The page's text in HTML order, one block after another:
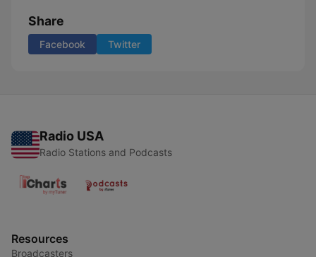
Share
Facebook Twitter
Radio USA
Radio Stations and Podcasts
Resources
Broadcasters